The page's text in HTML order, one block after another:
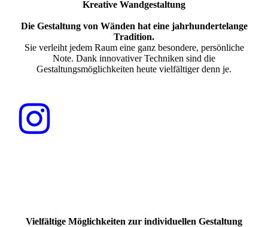
Kreative Wand­gestaltung
Die Gestaltung von Wänden hat eine jahrhundertelange
Tradition.
Sie verleiht jedem Raum eine ganz besondere, persönliche
Note. Dank innovativer Techniken sind die
Gestaltungsmöglichkeiten heute vielfältiger denn je.
Vielfältige Möglichkeiten zur individuellen Gestaltung